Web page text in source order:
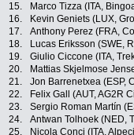
15.
Marco Tizza (ITA,
16.
Kevin Geniets (LUX,
17.
Anthony Perez (FRA,
18.
Lucas Eriksson (SWE,
19.
Giulio Ciccone (ITA,
20.
Mattias Skjelmose
21.
Jon Barrenetxea (ESP,
22.
Felix Gall (AUT, AG2R
23.
Sergio Roman Martín
24.
Antwan Tolhoek (NED,
25.
Nicola Conci (ITA,
Facebook
Twitter
Newsletter: